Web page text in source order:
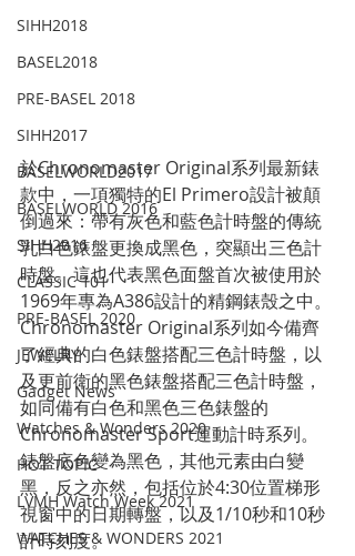
SIHH2018
BASEL2018
PRE-BASEL 2018
SIHH2017
BASELWORLD2017
BASELWORLD 2016
SIHH2016
CLASSIC 101
PRE-BASEL 2020
JEWELRY
Gadget News
Watches & Wonders 2020
HOT TOPIC
LVMH Watch Week 2021
WATCHES & WONDERS 2021
於Chronomaster Original系列最新錶
款中，一項獨特的El Primero設計被顛
倒過來：帶有灰色和藍色計時盤的傳統
乳白色錶盤更換成黑色，突顯出三色計
時盤。這也代表黑色面盤首次被使用於
1969年專為A386設計的精鋼錶殼之中。
Chronomaster Original系列如今備齊
了經典的白色錶盤搭配三色計時盤，以
及更前衛的黑色錶盤搭配三色計時盤，
如同備有白色和黑色三色錶盤的
Chronomaster Sport運動計時系列。
錶盤底色變為黑色，其他元素由白變
黑，反之亦然，包括位於4:30位置梯形
視窗中的日期轉盤，以及1/10秒和10秒
計時刻度。